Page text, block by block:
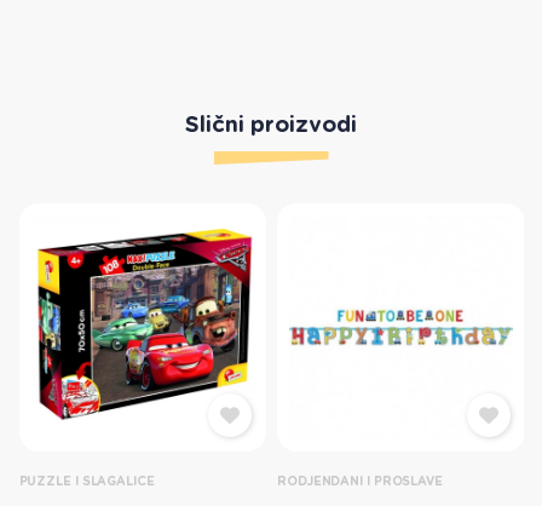
Slični proizvodi
PUZZLE I SLAGALICE RODJENDANI I PROSLAVE